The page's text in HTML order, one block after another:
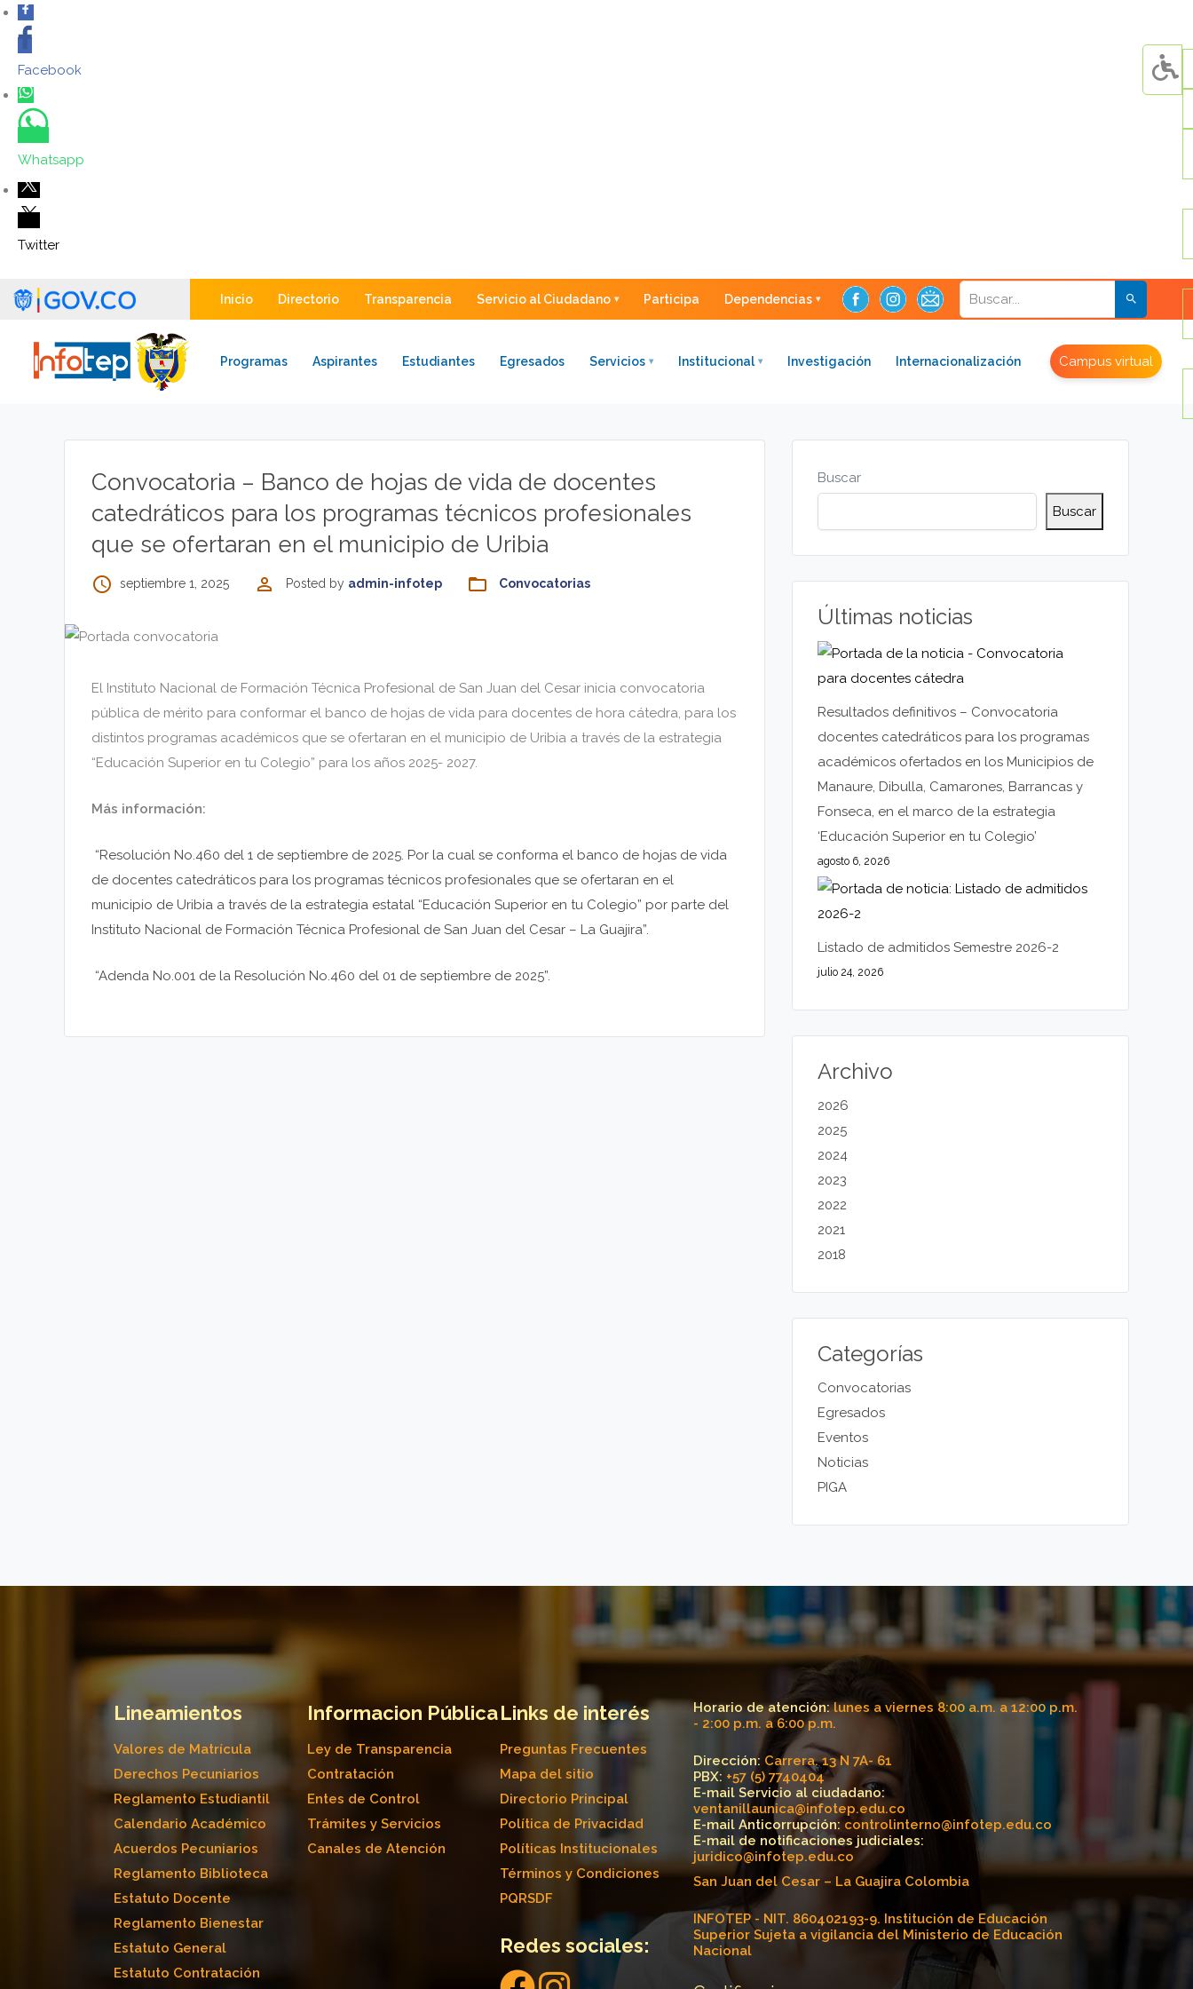
Facebook
Whatsapp
Twitter
Inicio Directorio Transparencia Servicio al Ciudadano Participa Dependencias
Programas Aspirantes Estudiantes Egresados Servicios Institucional Investigación Internacionalización Campus virtual
Convocatoria – Banco de hojas de vida de docentes
catedráticos para los programas técnicos profesionales
que se ofertaran en el municipio de Uribia
access_time septiembre 1, 2025 perm_identity Posted by admin-infotep folder_open Convocatorias
El Instituto Nacional de Formación Técnica Profesional de San Juan del Cesar inicia convocatoria
pública de mérito para conformar el banco de hojas de vida para docentes de hora cátedra, para los
distintos programas académicos que se ofertaran en el municipio de Uribia a través de la estrategia
“Educación Superior en tu Colegio” para los años 2025- 2027.
Más información:
“Resolución No.460 del 1 de septiembre de 2025. Por la cual se conforma el banco de hojas de vida
de docentes catedráticos para los programas técnicos profesionales que se ofertaran en el
municipio de Uribia a través de la estrategia estatal “Educación Superior en tu Colegio” por parte del
Instituto Nacional de Formación Técnica Profesional de San Juan del Cesar – La Guajira”.
“Adenda No.001 de la Resolución No.460 del 01 de septiembre de 2025”.
Buscar
Buscar
Últimas noticias
Resultados definitivos – Convocatoria
docentes catedráticos para los programas
académicos ofertados en los Municipios de
Manaure, Dibulla, Camarones, Barrancas y
Fonseca, en el marco de la estrategia
‘Educación Superior en tu Colegio’
agosto 6, 2026
Listado de admitidos Semestre 2026-2
julio 24, 2026
Archivo
2026
2025
2024
2023
2022
2021
2018
Categorías
Convocatorias
Egresados
Eventos
Noticias
PIGA
Lineamientos
Valores de Matrícula
Derechos Pecuniarios
Reglamento Estudiantil
Calendario Académico
Acuerdos Pecuniarios
Reglamento Biblioteca
Estatuto Docente
Reglamento Bienestar
Estatuto General
Estatuto Contratación
Informacion Pública
Ley de Transparencia
Contratación
Entes de Control
Trámites y Servicios
Canales de Atención
Links de interés
Preguntas Frecuentes
Mapa del sitio
Directorio Principal
Política de Privacidad
Políticas Institucionales
Términos y Condiciones
PQRSDF
Redes sociales:
Horario de atención:lunes a viernes 8:00 a.m. a 12:00 p.m.
- 2:00 p.m. a 6:00 p.m.
Dirección: Carrera. 13 N 7A- 61
PBX: +57 (5) 7740404
E-mail Servicio al ciudadano:
ventanillaunica@infotep.edu.co
E-mail Anticorrupción: controlinterno@infotep.edu.co
E-mail de notificaciones judiciales:
juridico@infotep.edu.co
San Juan del Cesar – La Guajira Colombia
INFOTEP - NIT. 860402193-9. Institución de Educación
Superior Sujeta a vigilancia del Ministerio de Educación
Nacional